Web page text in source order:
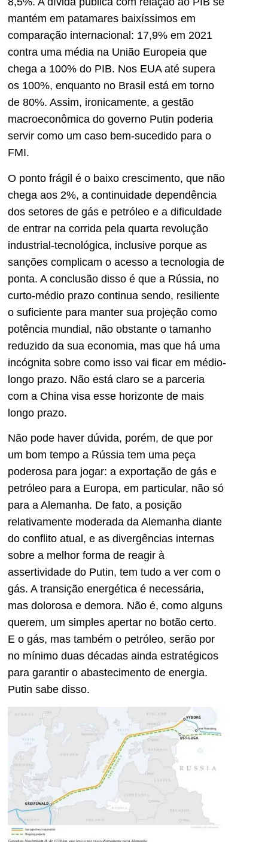
mantém em patamares baixíssimos em
comparação internacional: 17,9% em 2021
contra uma média na União Europeia que
chega a 100% do PIB. Nos EUA até supera
os 100%, enquanto no Brasil está em torno
de 80%. Assim, ironicamente, a gestão
macroeconômica do governo Putin poderia
servir como um caso bem-sucedido para o
FMI.
O ponto frágil é o baixo crescimento, que não
chega aos 2%, a continuidade dependência
dos setores de gás e petróleo e a dificuldade
de entrar na corrida pela quarta revolução
industrial-tecnológica, inclusive porque as
sanções complicam o acesso a tecnologia de
ponta. A conclusão disso é que a Rússia, no
curto-médio prazo continua sendo, resiliente
o suficiente para manter sua projeção como
potência mundial, não obstante o tamanho
reduzido da sua economia, mas que há uma
incógnita sobre como isso vai ficar em médio-
longo prazo. Não está claro se a parceria
com a China visa esse horizonte de mais
longo prazo.
Não pode haver dúvida, porém, de que por
um bom tempo a Rússia tem uma peça
poderosa para jogar: a exportação de gás e
petróleo para a Europa, em particular, não só
para a Alemanha. De fato, a posição
relativamente moderada da Alemanha diante
do conflito atual, e as divergências internas
sobre a melhor forma de reagir à
assertividade do Putin, tem tudo a ver com o
gás. A transição energética é necessária,
mas dolorosa e demora. Não é, como alguns
querem, um simples apertar no botão certo.
E o gás, mas também o petróleo, serão por
no mínimo duas décadas ainda estratégicos
para garantir o abastecimento de energia.
Putin sabe disso.